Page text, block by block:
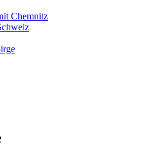
Chemnitz